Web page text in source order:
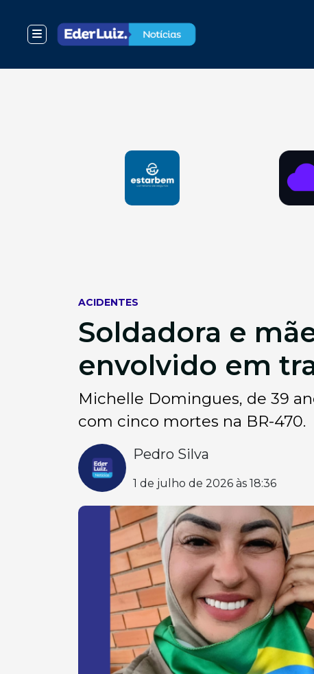
ACIDENTES
Soldadora e
envolvido em
Michelle Domingues, de 39
com cinco mortes na BR-470.
Pedro Silva
1 de julho de 2026 às 18:36